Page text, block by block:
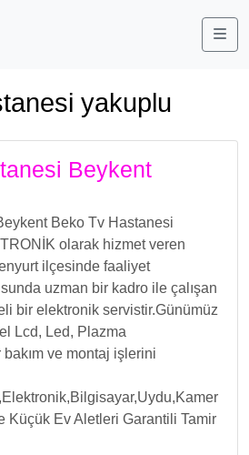
yakuplu
Beykent
Beko Tv Hastanesi
olarak hizmet veren
ilçesinde faaliyet
uzman bir kadro ile çalışan
bir elektronik servistir.Günümüz
Lcd, Led, Plazma
ve montaj işlerini
Küçük Ev Aletleri Garantili Tamir